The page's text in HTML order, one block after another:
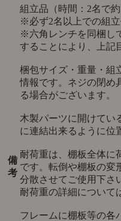
備
考
組立品（時間：2名で約
※必ず2名以上での組立
※六角レンチを同梱し
することにより、上記
梱包サイズ・重量・組
情報です。ネジの閉め
る場合がございます。
木製パーツに開けてい
に連結出来るように位
耐荷重は、棚板全体に
です。転倒や棚板の変
分散させてご使用下さ
耐荷重の詳細について
フレームに棚板等の各